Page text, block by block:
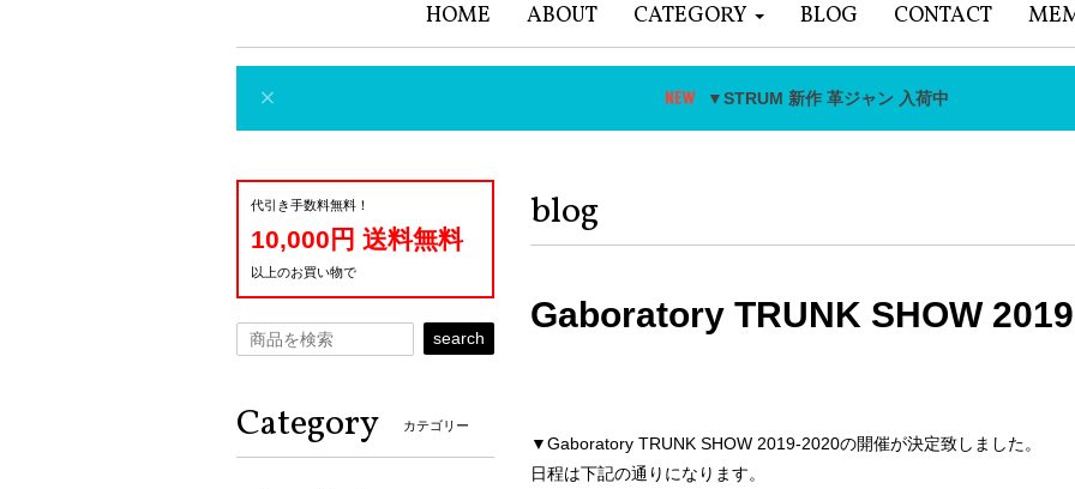
HOME ABOUT CATEGORY BLOG CONTACT
▼STRUM 新作 革ジャン 入荷中
blog
Gaboratory TRUNK SHOW
▼Gaboratory TRUNK SHOW 2019-2020の開催が決定致しました。
日程は下記の通りになります。
代引き手数料無料！
10,000円 送料無料
以上のお買い物で
search
Category カテゴリー